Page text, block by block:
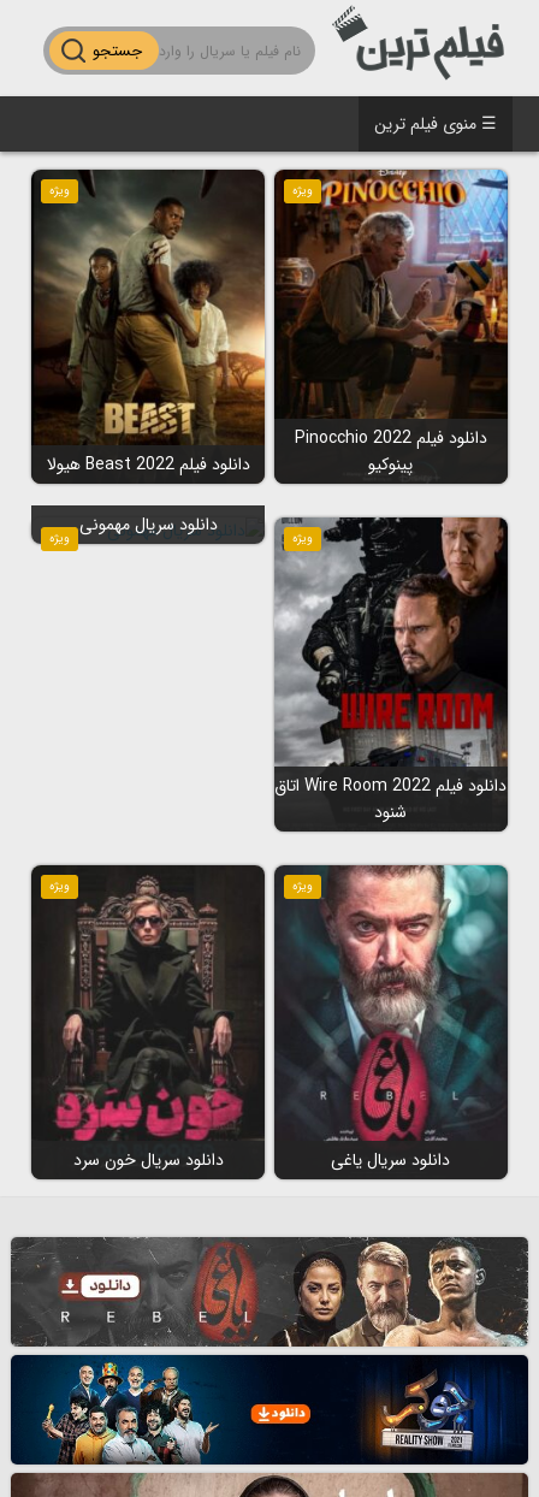
جستجو
☰ منوی فیلم ترین
ویژه
دانلود فیلم Pinocchio 2022
پینوکیو
ویژه
دانلود فیلم Beast 2022 هیولا
ویژه
دانلود فیلم Wire Room 2022 اتاق
شنود
ویژه
دانلود سریال مهمونی
ویژه
دانلود سریال یاغی
ویژه
دانلود سریال خون سرد